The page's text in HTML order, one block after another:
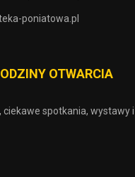
poniatowa.pl
OTWARCIA
spotkania, wystawy i